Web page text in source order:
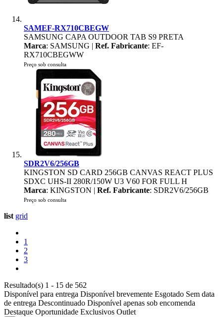
SAMEF-RX710CBEGW
SAMSUNG CAPA OUTDOOR TAB S9 PRETA
Marca: SAMSUNG | Ref. Fabricante: EF-
RX710CBEGWW
Preço sob consulta
SDR2V6/256GB
KINGSTON SD CARD 256GB CANVAS REACT PLUS
SDXC UHS-II 280R/150W U3 V60 FOR FULL H
Marca: KINGSTON | Ref. Fabricante: SDR2V6/256GB
Preço sob consulta
list grid
1
2
3
Resultado(s) 1 - 15 de 562
Disponível para entrega Disponível brevemente Esgotado Sem data
de entrega Descontinuado Disponível apenas sob encomenda
Destaque Oportunidade Exclusivos Outlet